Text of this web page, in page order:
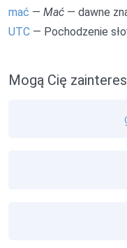
mać — Mać — dawne
UTC — Pochodzenie
Mogą Cię